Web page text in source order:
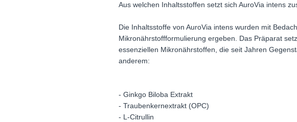
Aus welchen Inhaltsstoffen setzt sich AuroVia intens
Die Inhaltsstoffe von AuroVia intens wurden mit
Mikronährstoffformulierung ergeben. Das Präparat
essenziellen Mikronährstoffen, die seit Jahren
anderem:
- Ginkgo Biloba Extrakt
- Traubenkernextrakt (OPC)
- L-Citrullin